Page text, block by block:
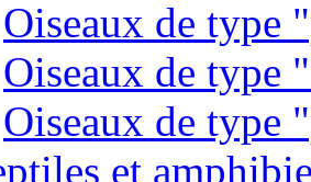
Oiseaux de type
Oiseaux de type
Oiseaux de type
et